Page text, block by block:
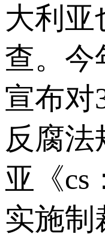
大利亚
查。今
宣布对
反腐法
亚《cs
实施制